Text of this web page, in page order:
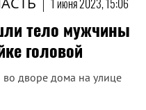
1 июня 2023, 15:06
тело мужчины
головой
дворе дома на улице